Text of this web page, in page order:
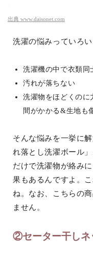
出典 www.daisonet.com
洗濯の悩みっていろい
洗濯機の中で衣類同
汚れが落ちない
洗濯物をほどくのに
間がかかる&生地も
そんな悩みを一挙に
れ落とし洗濯ボール
だけで洗濯物が絡み
果もあるんですよ。
ね。なお、こちらの
ません。
②セーター干しネ